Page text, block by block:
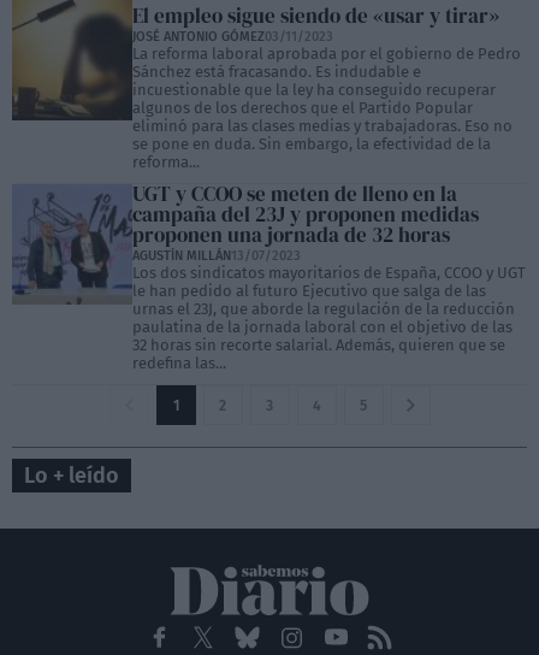
El empleo sigue siendo de «usar y tirar»
JOSÉ ANTONIO GÓMEZ03/11/2023
La reforma laboral aprobada por el gobierno de Pedro
Sánchez está fracasando. Es indudable e
incuestionable que la ley ha conseguido recuperar
algunos de los derechos que el Partido Popular
eliminó para las clases medias y trabajadoras. Eso no
se pone en duda. Sin embargo, la efectividad de la
reforma...
UGT y CCOO se meten de lleno en la
campaña del 23J y proponen medidas
proponen una jornada de 32 horas
AGUSTÍN MILLÁN13/07/2023
Los dos sindicatos mayoritarios de España, CCOO y UGT
le han pedido al futuro Ejecutivo que salga de las
urnas el 23J, que aborde la regulación de la reducción
paulatina de la jornada laboral con el objetivo de las
32 horas sin recorte salarial. Además, quieren que se
redefina las...
1 2 3 4 5
Lo + leído